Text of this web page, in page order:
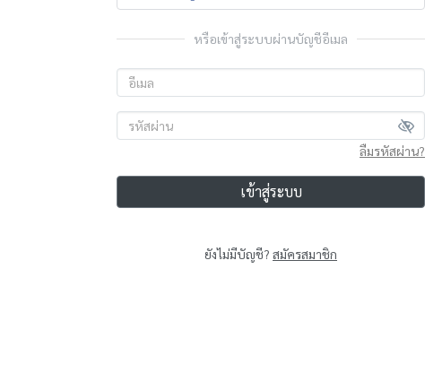
หรือเข้าสู่ระบบผ่านบัญชีอีเมล
ลืมรหัสผ่าน?
เข้าสู่ระบบ
ยังไม่มีบัญชี? สมัครสมาชิก